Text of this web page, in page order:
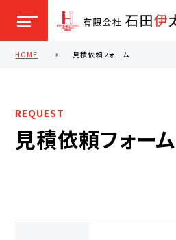
HOME 見積依頼フォーム
REQUEST
見積依頼フォーム